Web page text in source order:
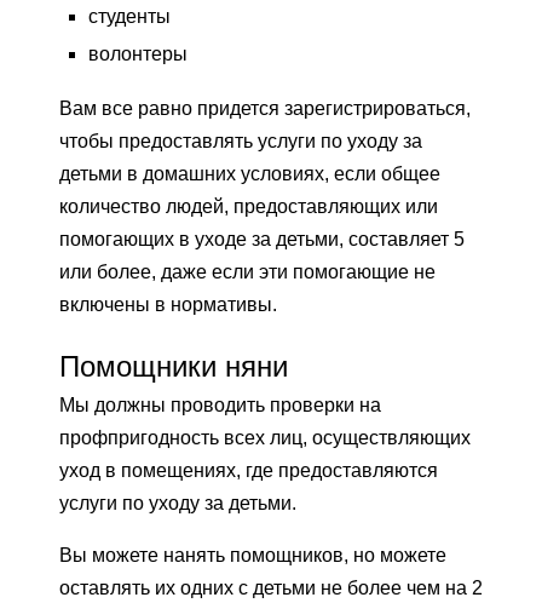
студенты
волонтеры
Вам все равно придется зарегистрироваться,
чтобы предоставлять услуги по уходу за
детьми в домашних условиях, если общее
количество людей, предоставляющих или
помогающих в уходе за детьми, составляет 5
или более, даже если эти помогающие не
включены в нормативы.
Помощники няни
Мы должны проводить проверки на
профпригодность всех лиц, осуществляющих
уход в помещениях, где предоставляются
услуги по уходу за детьми.
Вы можете нанять помощников, но можете
оставлять их одних с детьми не более чем на 2